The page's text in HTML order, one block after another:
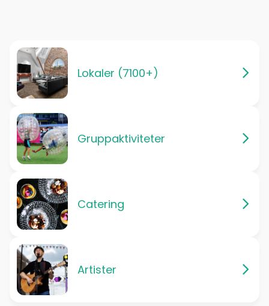
Lokaler (7100+)
Gruppaktiviteter
Catering
Artister